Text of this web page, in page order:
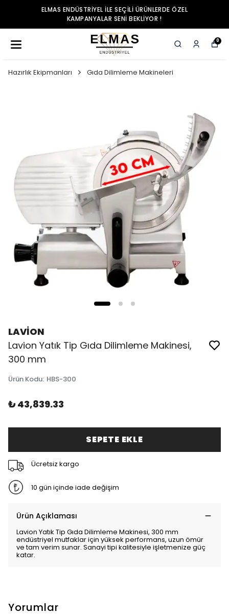
ELMAS ENDÜSTRIYEL ILE SEÇILI ÜRÜNLERDE ÖZEL
KAMPANYALAR SENI BEKLIYOR !
0
Hazırlık Ekipmanları Gıda Dilimleme Makineleri
LAVİON
Lavion Yatık Tip Gıda Dilimleme Makinesi,
300 mm
Ürün Kodu: HBS-300
₺ 43,839.33
SEPETE EKLE
Ücretsiz kargo
10 gün içinde iade değişim
Ürün Açıklaması
Lavion Yatık Tip Gıda Dilimleme Makinesi, 300 mm
endüstriyel mutfaklar için yüksek performans, uzun ömür
ve tam verim sunar. Sanayi tipi kalitesiyle işletmenize güç
katar.
Yorumlar